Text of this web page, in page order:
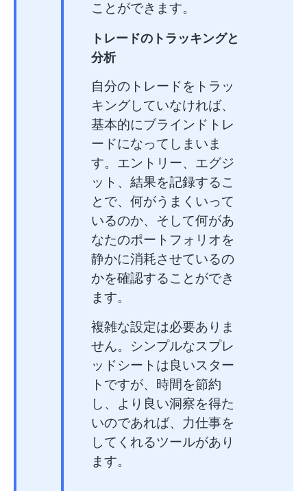
ことができます。
トレードのトラッキングと
分析
自分のトレードをトラッ
キングしていなければ、
基本的にブラインドトレ
ードになってしまいま
す。エントリー、エグジ
ット、結果を記録するこ
とで、何がうまくいって
いるのか、そして何があ
なたのポートフォリオを
静かに消耗させているの
かを確認することができ
ます。
複雑な設定は必要ありま
せん。シンプルなスプレ
ッドシートは良いスター
トですが、時間を節約
し、より良い洞察を得た
いのであれば、力仕事を
してくれるツールがあり
ます。